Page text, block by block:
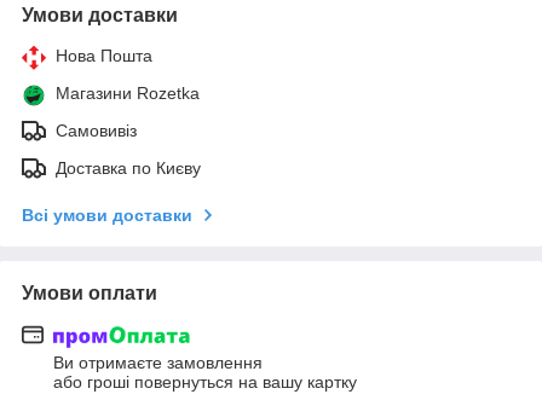
Умови доставки
Нова Пошта
Магазини Rozetka
Самовивіз
Доставка по Києву
Всі умови доставки
Умови оплати
Ви отримаєте замовлення
або гроші повернуться на вашу картку